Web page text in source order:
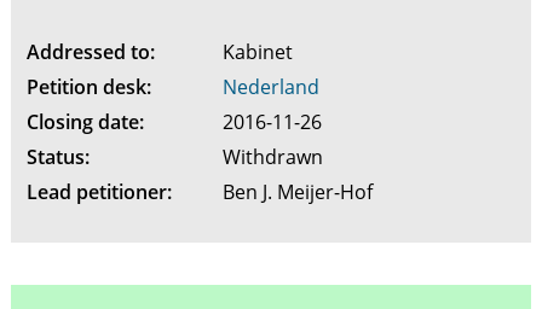
Addressed to:
Kabinet
Petition desk:
Nederland
Closing date:
2016-11-26
Status:
Withdrawn
Lead petitioner:
Ben J. Meijer-Hof